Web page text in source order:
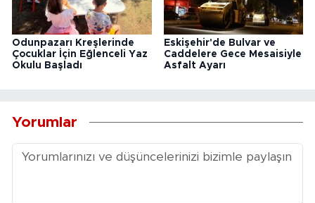
Odunpazarı Kreşlerinde
Çocuklar İçin Eğlenceli Yaz
Okulu Başladı
Eskişehir'de Bulvar ve
Caddelere Gece Mesaisiyle
Asfalt Ayarı
Yorumlar